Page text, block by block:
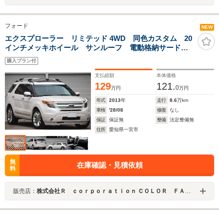
フォード NEW
エクスプローラー リミテッド 4WD 同色カスタム 20
インチメッキホイール サンルーフ 電動格納サードシ
ート ブラックレザーインテリア 社外ナビ ベンチレ
ーション パワーシート シートヒーター スペアキー
購入プラン付
支払総額
129万円
本体価格
121.0万円
年式 2013年 走行 8.6万km
車検
'28/08 修復
なし
保証
保証無 整備
法定整備無
住所
愛知県一宮市
無
料
在庫確認・見積依頼
販売店： 株式会社Ｒ ｃｏｒｐｏｒａｔｉｏｎ ＣＯＬＯＲ ＦＡＣＴＯＲＹ カラーファクトリー